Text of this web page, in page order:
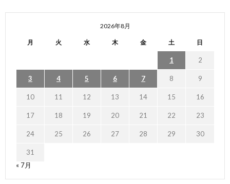
2026年8月
月 火 水 木 金 土 日
1 2
3 4 5 6 7 8 9
10 11 12 13 14 15 16
17 18 19 20 21 22 23
24 25 26 27 28 29 30
31
« 7月